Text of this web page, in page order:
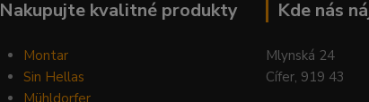
Nakupujte kvalitné produkty
Montar
Sin Hellas
Mühldorfer
Kde nás
Mlynská 24
Cífer, 919 43